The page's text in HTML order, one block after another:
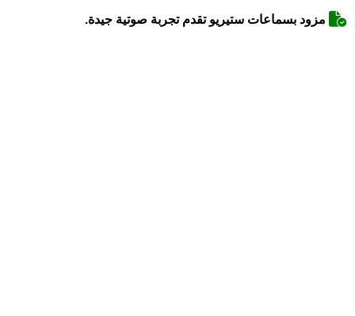
مزود بسماعات ستيريو تقدم تجربة صوتية جيدة.